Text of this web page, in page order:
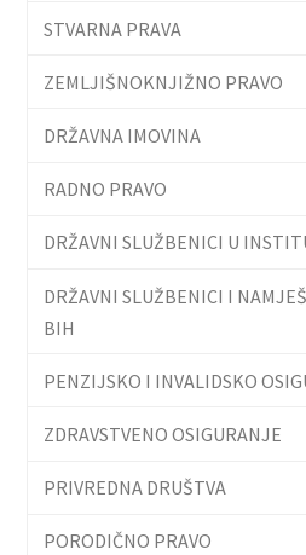
STVARNA PRAVA
ZEMLJIŠNOKNJIŽNO PRAVO
DRŽAVNA IMOVINA
RADNO PRAVO
DRŽAVNI SLUŽBENICI U
DRŽAVNI SLUŽBENICI I
BIH
PENZIJSKO I INVALIDSKO
ZDRAVSTVENO OSIGURANJE
PRIVREDNA DRUŠTVA
PORODIČNO PRAVO